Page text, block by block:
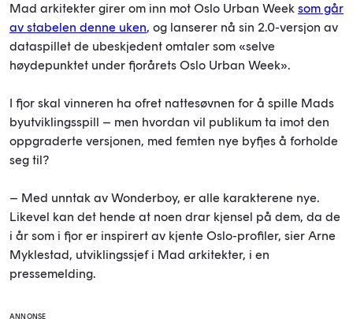
Mad arkitekter girer om inn mot Oslo Urban Week som går
av stabelen denne uken, og lanserer nå sin 2.0-versjon av
dataspillet de ubeskjedent omtaler som «selve
høydepunktet under fjorårets Oslo Urban Week».
I fjor skal vinneren ha ofret nattesøvnen for å spille Mads
byutviklingsspill – men hvordan vil publikum ta imot den
oppgraderte versjonen, med femten nye byfjes å forholde
seg til?
– Med unntak av Wonderboy, er alle karakterene nye.
Likevel kan det hende at noen drar kjensel på dem, da de
i år som i fjor er inspirert av kjente Oslo-profiler, sier Arne
Myklestad, utviklingssjef i Mad arkitekter, i en
pressemelding.
ANNONSE